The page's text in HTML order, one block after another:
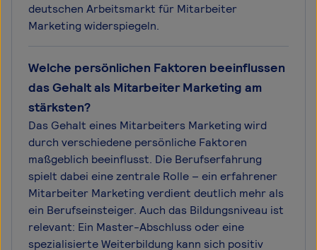
deutschen Arbeitsmarkt für Mitarbeiter
Marketing widerspiegeln.
Welche persönlichen Faktoren beeinflussen
das Gehalt als Mitarbeiter Marketing am
stärksten?
Das Gehalt eines Mitarbeiters Marketing wird
durch verschiedene persönliche Faktoren
maßgeblich beeinflusst. Die Berufserfahrung
spielt dabei eine zentrale Rolle – ein erfahrener
Mitarbeiter Marketing verdient deutlich mehr als
ein Berufseinsteiger. Auch das Bildungsniveau ist
relevant: Ein Master-Abschluss oder eine
spezialisierte Weiterbildung kann sich positiv